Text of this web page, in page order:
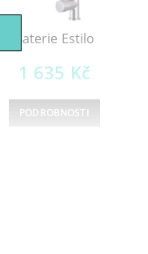
Baterie Estilo
1 635 Kč
PODROBNOSTI